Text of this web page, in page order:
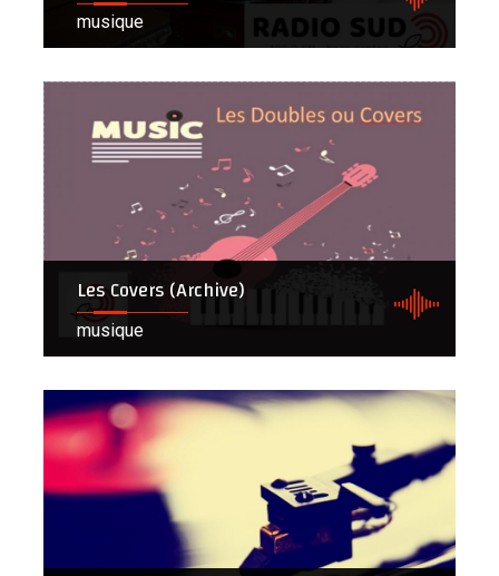
musique
Les Covers (Archive)
musique